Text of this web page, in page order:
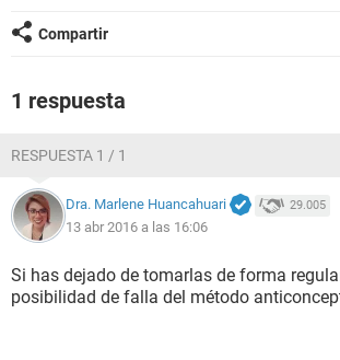
Compartir
1 respuesta
RESPUESTA 1 / 1
Dra. Marlene Huancahuari 29.005
13 abr 2016 a las 16:06
Si has dejado de tomarlas de forma
posibilidad de falla del método